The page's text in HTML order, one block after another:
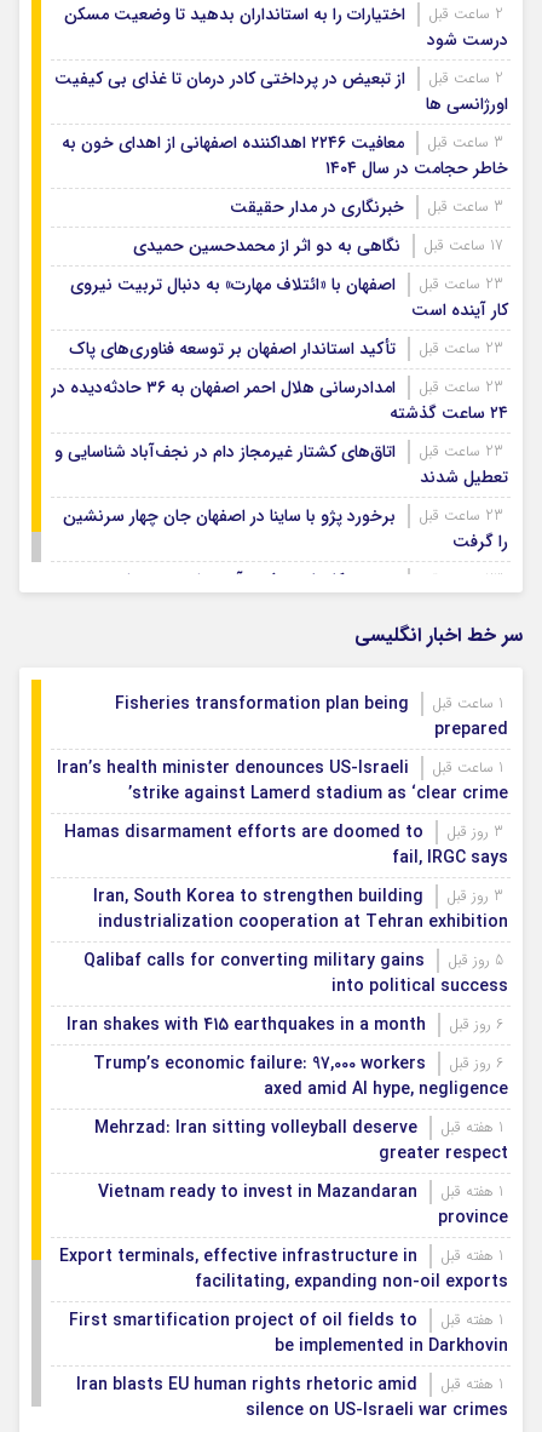
اختیارات را به استانداران بدهید تا وضعیت مسکن
درست شود
از تبعیض در پرداختی کادر درمان تا غذای بی کیفیت
اورژانسی ها
معافیت ۲۲۴۶ اهداکننده اصفهانی از اهدای خون به
خاطر حجامت در سال ۱۴۰۴
خبرنگاری در مدار حقیقت
نگاهی به دو اثر از محمدحسین حمیدی
اصفهان با «ائتلاف مهارت» به دنبال تربیت نیروی
کار آینده است
تأکید استاندار اصفهان بر توسعه فناوری‌های پاک
امدادرسانی هلال احمر اصفهان به ۳۶ حادثه‌دیده در
۲۴ ساعت گذشته
اتاق‌های کشتار غیرمجاز دام در نجف‌آباد شناسایی و
تعطیل شدند
برخورد پژو با ساینا در اصفهان جان چهار سرنشین
را گرفت
ویسی: کار با تیم ذوب آهن را دوست دارم
سر خط اخبار انگلیسی
Fisheries transformation plan being
prepared
Iran’s health minister denounces US-Israeli
strike against Lamerd stadium as ‘clear crime’
Hamas disarmament efforts are doomed to
fail, IRGC says
Iran, South Korea to strengthen building
industrialization cooperation at Tehran exhibition
Qalibaf calls for converting military gains
into political success
Iran shakes with 415 earthquakes in a month
Trump’s economic failure: 97,000 workers
axed amid AI hype, negligence
Mehrzad: Iran sitting volleyball deserve
greater respect
Vietnam ready to invest in Mazandaran
province
Export terminals, effective infrastructure in
facilitating, expanding non-oil exports
First smartification project of oil fields to
be implemented in Darkhovin
Iran blasts EU human rights rhetoric amid
silence on US-Israeli war crimes